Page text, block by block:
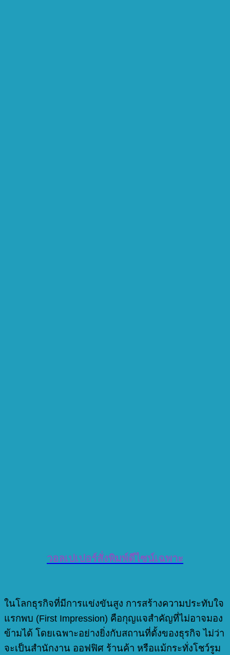
วอลเปเปอร์สั่งพิมพ์ดีไซน์เฉพาะ
ในโลกธุรกิจที่มีการแข่งขันสูง การสร้างความประทับใจ
แรกพบ (First Impression) คือกุญแจสำคัญที่ไม่อาจมอง
ข้ามได้ โดยเฉพาะอย่างยิ่งกับสถานที่ตั้งของธุรกิจ ไม่ว่า
จะเป็นสำนักงาน ออฟฟิศ ร้านค้า หรือแม้กระทั่งโชว์รูม